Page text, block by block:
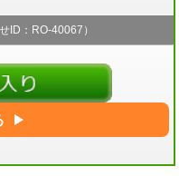
ID：RO-40067）